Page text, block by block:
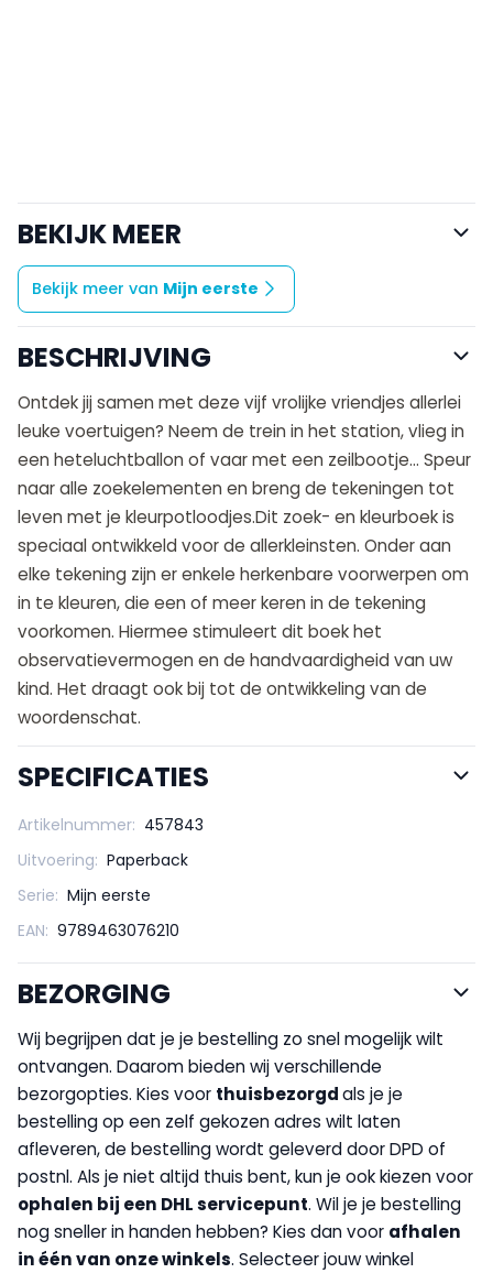
BEKIJK MEER
Bekijk meer van Mijn eerste
BESCHRIJVING
Ontdek jij samen met deze vijf vrolijke vriendjes allerlei
leuke voertuigen? Neem de trein in het station, vlieg in
een heteluchtballon of vaar met een zeilbootje… Speur
naar alle zoekelementen en breng de tekeningen tot
leven met je kleurpotloodjes.Dit zoek- en kleurboek is
speciaal ontwikkeld voor de allerkleinsten. Onder aan
elke tekening zijn er enkele herkenbare voorwerpen om
in te kleuren, die een of meer keren in de tekening
voorkomen. Hiermee stimuleert dit boek het
observatievermogen en de handvaardigheid van uw
kind. Het draagt ook bij tot de ontwikkeling van de
woordenschat.
SPECIFICATIES
Artikelnummer: 457843
Uitvoering: Paperback
Serie: Mijn eerste
EAN: 9789463076210
BEZORGING
Wij begrijpen dat je je bestelling zo snel mogelijk wilt
ontvangen. Daarom bieden wij verschillende
bezorgopties. Kies voor thuisbezorgdals je je
bestelling op een zelf gekozen adres wilt laten
afleveren, de bestelling wordt geleverd door DPD of
postnl. Als je niet altijd thuis bent, kun je ook kiezen voor
ophalen bij een DHL servicepunt. Wil je je bestelling
nog sneller in handen hebben? Kies dan voor afhalen
in één van onze winkels. Selecteer jouw winkel